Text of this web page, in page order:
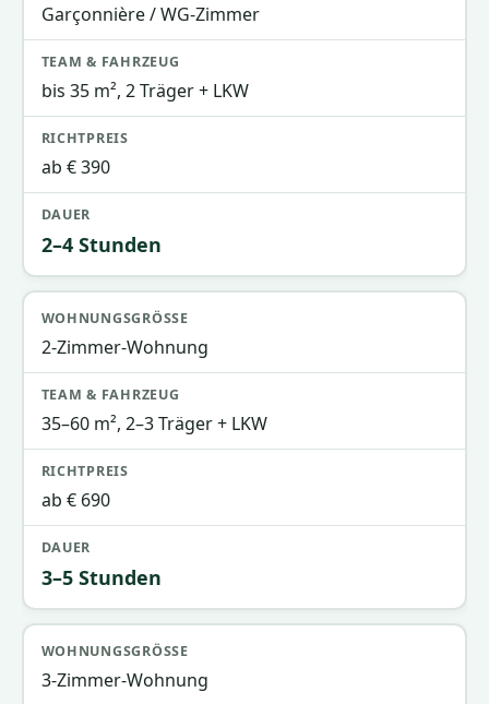
Garçonnière / WG-Zimmer
bis 35 m², 2 Träger + LKW
ab € 390
2–4 Stunden
2-Zimmer-Wohnung
35–60 m², 2–3 Träger + LKW
ab € 690
3–5 Stunden
3-Zimmer-Wohnung